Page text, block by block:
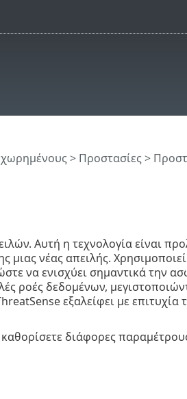
> Προστασίες>
Αυτή η τεχνολογία είναι
μιας νέας απειλής.
να ενισχύει σημαντικά την
ροές δεδομένων,
εξαλείφει με επιτυχία
διάφορες